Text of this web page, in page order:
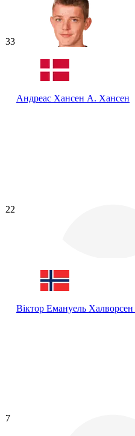
33
Андреас Хансен А. Хансен
22
Віктор Емануель Халворсен
7